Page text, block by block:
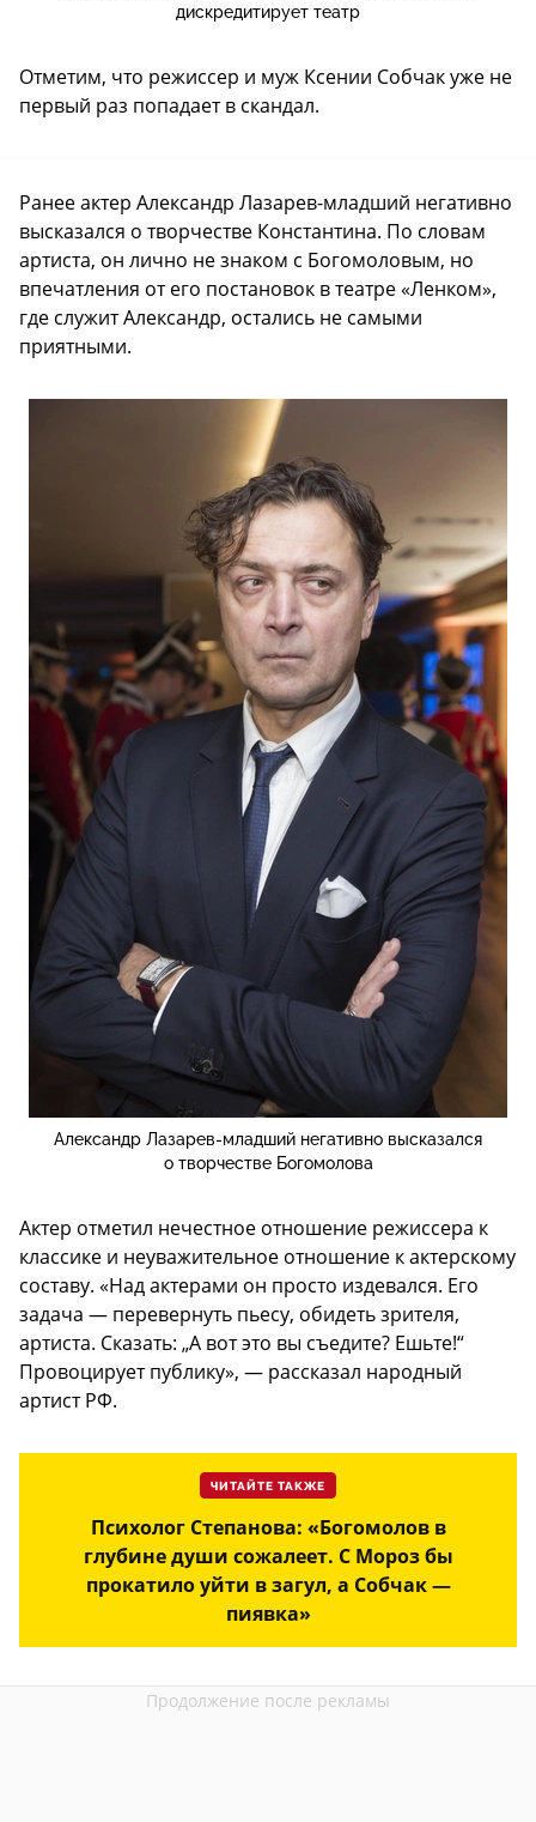
дискредитирует театр
Отметим, что режиссер и муж Ксении Собчак уже не
первый раз попадает в скандал.
Ранее актер Александр Лазарев-младший негативно
высказался о творчестве Константина. По словам
артиста, он лично не знаком с Богомоловым, но
впечатления от его постановок в театре «Ленком»,
где служит Александр, остались не самыми
приятными.
Александр Лазарев-младший негативно высказался
о творчестве Богомолова
Актер отметил нечестное отношение режиссера к
классике и неуважительное отношение к актерскому
составу. «Над актерами он просто издевался. Его
задача — перевернуть пьесу, обидеть зрителя,
артиста. Сказать: „А вот это вы съедите? Ешьте!“
Провоцирует публику», — рассказал народный
артист РФ.
ЧИТАЙТЕ ТАКЖЕ
Психолог Степанова: «Богомолов в
глубине души сожалеет. С Мороз бы
прокатило уйти в загул, а Собчак —
пиявка»